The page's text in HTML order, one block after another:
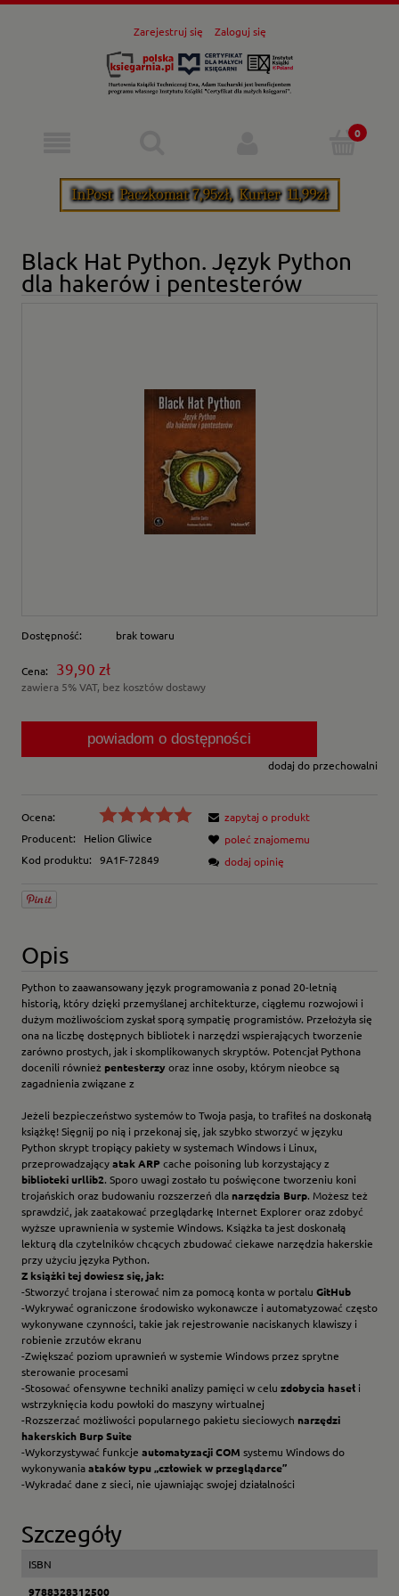
Zarejestruj się Zaloguj się
Black Hat Python. Język Python
dla hakerów i pentesterów
Dostępność: brak towaru
Cena: 39,90 zł
zawiera 5% VAT, bez kosztów dostawy
powiadom o dostępności
dodaj do przechowalni
Ocena:
Producent:
Helion Gliwice
Kod produktu:
9A1F-72849
zapytaj o produkt
poleć znajomemu
dodaj opinię
Opis
Python to zaawansowany język programowania z ponad 20-letnią
historią, który dzięki przemyślanej architekturze, ciągłemu rozwojowi i
dużym możliwościom zyskał sporą sympatię programistów. Przełożyła się
ona na liczbę dostępnych bibliotek i narzędzi wspierających tworzenie
zarówno prostych, jak i skomplikowanych skryptów. Potencjał Pythona
docenili również pentesterzyoraz inne osoby, którym nieobce są
zagadnienia związane z
Jeżeli bezpieczeństwo systemów to Twoja pasja, to trafiłeś na doskonałą
książkę! Sięgnij po nią i przekonaj się, jak szybko stworzyć w języku
Python skrypt tropiący pakiety w systemach Windows i Linux,
przeprowadzającyatak ARPcache poisoning lub korzystający z
biblioteki urllib2. Sporo uwagi zostało tu poświęcone tworzeniu koni
trojańskich oraz budowaniu rozszerzeń dla narzędzia Burp. Możesz też
sprawdzić, jak zaatakować przeglądarkę Internet Explorer oraz zdobyć
wyższe uprawnienia w systemie Windows. Książka ta jest doskonałą
lekturą dla czytelników chcących zbudować ciekawe narzędzia hakerskie
przy użyciu języka Python.
Z książki tej dowiesz się, jak:
-Stworzyć trojana i sterować nim za pomocą konta w portalu GitHub
-Wykrywać ograniczone środowisko wykonawcze i automatyzować często
wykonywane czynności, takie jak rejestrowanie naciskanych klawiszy i
robienie zrzutów ekranu
-Zwiększać poziom uprawnień w systemie Windows przez sprytne
sterowanie procesami
-Stosować ofensywne techniki analizy pamięci w celu zdobycia haseł i
wstrzyknięcia kodu powłoki do maszyny wirtualnej
-Rozszerzać możliwości popularnego pakietu sieciowych narzędzi
hakerskich Burp Suite
-Wykorzystywać funkcje automatyzacji COM systemu Windows do
wykonywaniaataków typu „człowiek w przeglądarce”
-Wykradać dane z sieci, nie ujawniając swojej działalności
Szczegóły
ISBN
9788328312500